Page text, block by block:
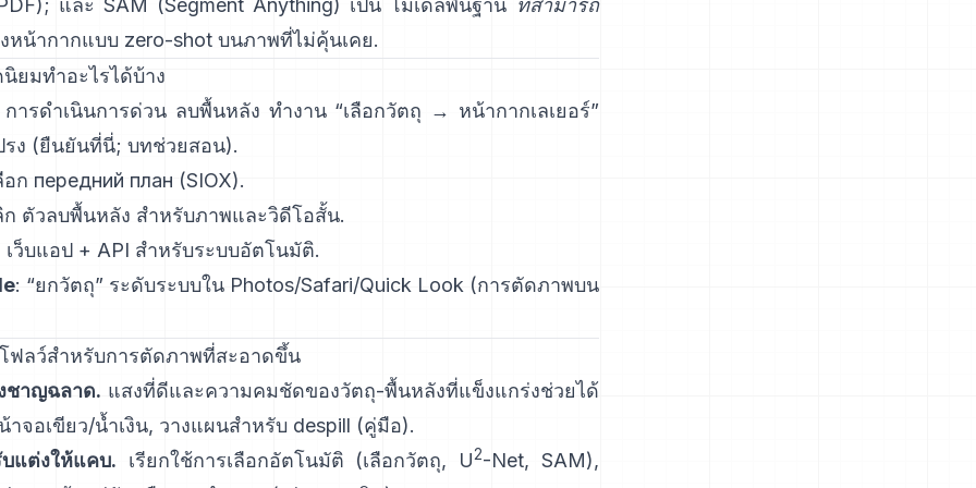
); และ SAM (Segment Anything) เป็น โมเดลพื้นฐาน ที่สามารถ
หน้ากากแบบ zero-shot บนภาพที่ไม่คุ้นเคย.
ยมทำอะไรได้บ้าง
ารดำเนินการด่วน ลบพื้นหลัง ทำงาน “เลือกวัตถุ → หน้ากากเลเยอร์”
ง (ยืนยันที่นี่; บทช่วยสอน).
อก передний план (SIOX).
ก ตัวลบพื้นหลัง สำหรับภาพและวิดีโอสั้น.
เว็บแอป + API สำหรับระบบอัตโนมัติ.
: “ยกวัตถุ” ระดับระบบใน Photos/Safari/Quick Look (การตัดภาพบน
โฟลว์สำหรับการตัดภาพที่สะอาดขึ้น
ชาญฉลาด. แสงที่ดีและความคมชัดของวัตถุ-พื้นหลังที่แข็งแกร่งช่วยได้
จอเขียว/น้ำเงิน, วางแผนสำหรับ despill (คู่มือ).
แต่งให้แคบ. เรียกใช้การเลือกอัตโนมัติ (เลือกวัตถุ, U2-Net, SAM),